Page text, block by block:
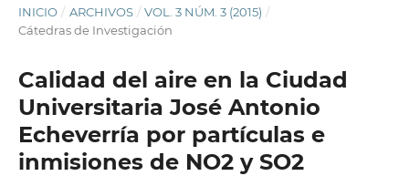
INICIO / ARCHIVOS / VOL. 3 NÚM. 3 (2015) /
Cátedras de Investigación
Calidad del aire en la Ciudad
Universitaria José Antonio
Echeverría por partículas e
inmisiones de NO2 y SO2